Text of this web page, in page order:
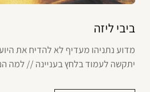
ביבי ליזה
מדוע נתניהו מעדיף לא להדיח את
יתקשה לעמוד בלחץ בעניינה // למה